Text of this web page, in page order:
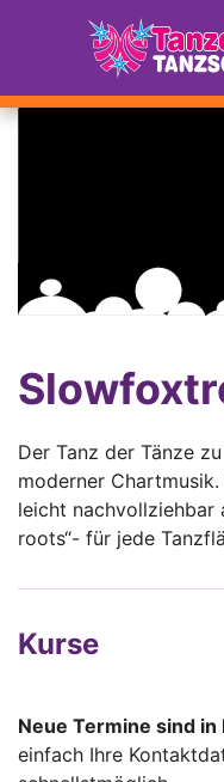
Der Tanz der Tänze
moderner
leicht nachvollziehbar
roots“- für jede
Kurse
Neue Termine sind in
einfach Ihre